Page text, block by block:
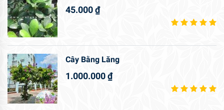
45.000₫
Cây Bằng Lăng
1.000.000₫